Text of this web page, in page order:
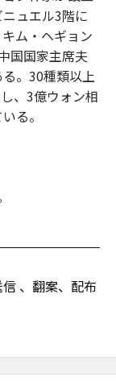
ュエル3階に
ム・ヘギョン
国国家主席夫
。30種類以上
、3億ウォン相
る。
、翻案、配布